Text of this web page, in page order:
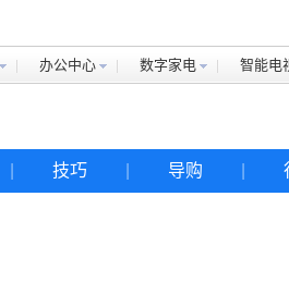
办公中心 数字家电 智能电
技巧 导购